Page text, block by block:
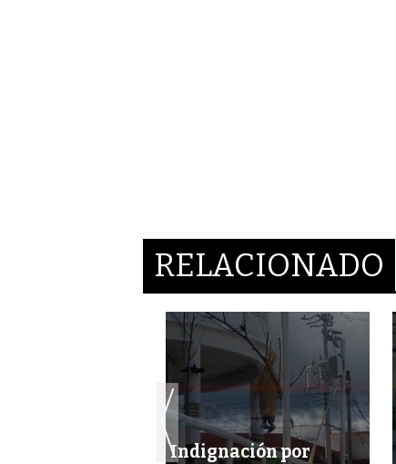
RELACIONADO
Indignación por